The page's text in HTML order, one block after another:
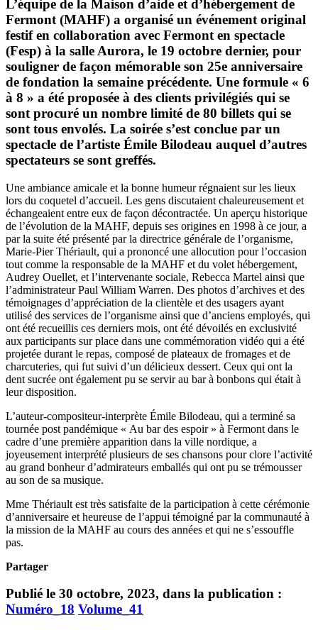
L’équipe de la Maison d’aide et d’hébergement de
Fermont (MAHF) a organisé un événement original
festif en collaboration avec Fermont en spectacle
(Fesp) à la salle Aurora, le 19 octobre dernier, pour
souligner de façon mémorable son 25e anniversaire
de fondation la semaine précédente. Une formule « 6
à 8 » a été proposée à des clients privilégiés qui se
sont procuré un nombre limité de 80 billets qui se
sont tous envolés. La soirée s’est conclue par un
spectacle de l’artiste Émile Bilodeau auquel d’autres
spectateurs se sont greffés.
Une ambiance amicale et la bonne humeur régnaient sur les lieux
lors du coquetel d’accueil. Les gens discutaient chaleureusement et
échangeaient entre eux de façon décontractée. Un aperçu historique
de l’évolution de la MAHF, depuis ses origines en 1998 à ce jour, a
par la suite été présenté par la directrice générale de l’organisme,
Marie-Pier Thériault, qui a prononcé une allocution pour l’occasion
tout comme la responsable de la MAHF et du volet hébergement,
Audrey Ouellet, et l’intervenante sociale, Rebecca Martel ainsi que
l’administrateur Paul William Warren. Des photos d’archives et des
témoignages d’appréciation de la clientèle et des usagers ayant
utilisé des services de l’organisme ainsi que d’anciens employés, qui
ont été recueillis ces derniers mois, ont été dévoilés en exclusivité
aux participants sur place dans une commémoration vidéo qui a été
projetée durant le repas, composé de plateaux de fromages et de
charcuteries, qui fut suivi d’un délicieux dessert. Ceux qui ont la
dent sucrée ont également pu se servir au bar à bonbons qui était à
leur disposition.
L’auteur-compositeur-interprète Émile Bilodeau, qui a terminé sa
tournée post pandémique « Au bar des espoir » à Fermont dans le
cadre d’une première apparition dans la ville nordique, a
joyeusement interprété plusieurs de ses chansons pour clore l’activité
au grand bonheur d’admirateurs emballés qui ont pu se trémousser
au son de sa musique.
Mme Thériault est très satisfaite de la participation à cette cérémonie
d’anniversaire et heureuse de l’appui témoigné par la communauté à
la mission de la MAHF au cours des années et qui ne s’essouffle
pas.
Partager
Publié le 30 octobre, 2023, dans la publication :
Numéro_18 Volume_41